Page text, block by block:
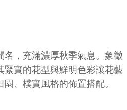
名，充滿濃厚秋季氣息。象徵
緊實的花型與鮮明色彩讓花藝
、樸實風格的佈置搭配。